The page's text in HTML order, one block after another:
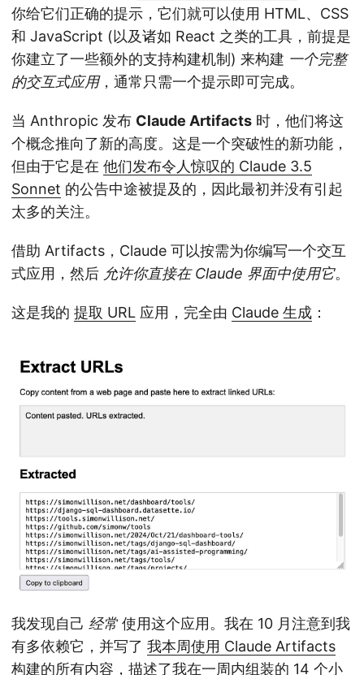
你给它们正确的提示，它们就可以使用 HTML、CSS
和 JavaScript (以及诸如 React 之类的工具，前提是
你建立了一些额外的支持构建机制) 来构建 一个完整
的交互式应用，通常只需一个提示即可完成。
当 Anthropic 发布 Claude Artifacts 时，他们将这
个概念推向了新的高度。这是一个突破性的新功能，
但由于它是在 他们发布令人惊叹的 Claude 3.5
Sonnet 的公告中途被提及的，因此最初并没有引起
太多的关注。
借助 Artifacts，Claude 可以按需为你编写一个交互
式应用，然后 允许你直接在 Claude 界面中使用它。
这是我的 提取 URL 应用，完全由 Claude 生成 ：
我发现自己 经常使用这个应用。我在 10 月注意到我
有多依赖它，并写了 我本周使用 Claude Artifacts
构建的所有内容 ，描述了我在一周内组装的 14 个小